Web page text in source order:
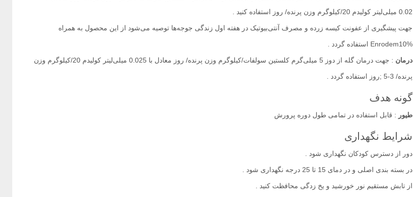
0.02 میلی‌لیتر کولیدم 20/کیلوگرم وزن پرنده/ روز استفاده کنید .
جهت پیشگیری از عفونت کیسه زرده و مصرف آنتی‌بیوتیک در هفته اول زندگی جوجه‌ها توصیه می‌شود از این محصول به همراه
Enrodem10% استفاده گردد .
درمان : جهت درمان گله‌ از دوز 5 میلی‌گرم کلستین سولفات/کیلوگرم وزن پرنده/ روز معادل با 0.025 میلی‌لیتر کولیدم 20/کیلوگرم وزن
پرنده/ 3-5 ;روز استفاده گردد .
گونه هدف
طیور : قابل استفاده در تمامی طول دوره پرورش
شرایط نگهداری
دور از دسترس کودکان نگهداری شود .
در بسته بندی اصلی و در دمای 15 تا 25 درجه نگهداری شود .
از تابش مستقیم نور خورشید و یخ زدگی محافظت کنید .